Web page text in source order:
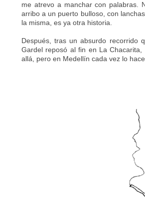
me atrevo a manchar con palabras.
arribo a un puerto bulloso, con
la misma, es ya otra historia.
Después, tras un absurdo recorrido
Gardel reposó al fin en La
allá, pero en Medellín cada vez lo